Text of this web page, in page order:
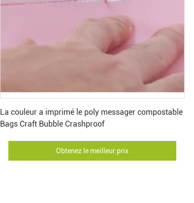
La couleur a imprimé le poly messager compostable
Bags Craft Bubble Crashproof
Obtenez le meilleur prix